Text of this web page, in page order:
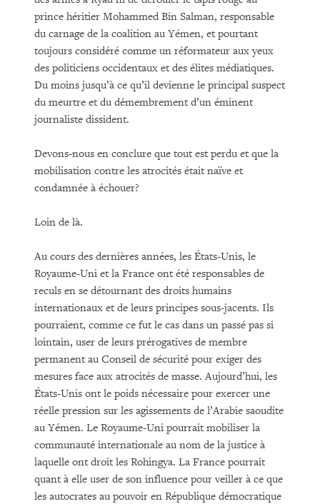
prince héritier Mohammed Bin Salman, responsable
du carnage de la coalition au Yémen, et pourtant
toujours considéré comme un réformateur aux yeux
des politiciens occidentaux et des élites médiatiques.
Du moins jusqu’à ce qu’il devienne le principal suspect
du meurtre et du démembrement d’un éminent
journaliste dissident.
Devons-nous en conclure que tout est perdu et que la
mobilisation contre les atrocités était naïve et
condamnée à échouer?
Loin de là.
Au cours des dernières années, les États-Unis, le
Royaume-Uni et la France ont été responsables de
reculs en se détournant des droits humains
internationaux et de leurs principes sous-jacents. Ils
pourraient, comme ce fut le cas dans un passé pas si
lointain, user de leurs prérogatives de membre
permanent au Conseil de sécurité pour exiger des
mesures face aux atrocités de masse. Aujourd’hui, les
États-Unis ont le poids nécessaire pour exercer une
réelle pression sur les agissements de l’Arabie saoudite
au Yémen. Le Royaume-Uni pourrait mobiliser la
communauté internationale au nom de la justice à
laquelle ont droit les Rohingya. La France pourrait
quant à elle user de son influence pour veiller à ce que
les autocrates au pouvoir en République démocratique